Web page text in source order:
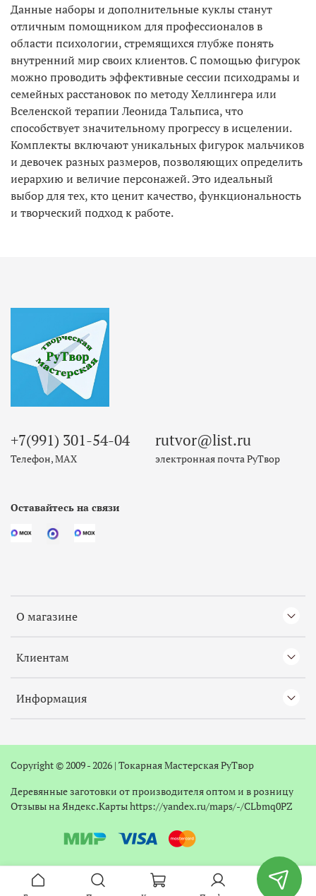
Данные наборы и дополнительные куклы станут
отличным помощником для профессионалов в
области психологии, стремящихся глубже понять
внутренний мир своих клиентов. С помощью фигурок
можно проводить эффективные сессии психодрамы и
семейных расстановок по методу Хеллингера или
Вселенской терапии Леонида Тальписа, что
способствует значительному прогрессу в исцелении.
Комплекты включают уникальных фигурок мальчиков
и девочек разных размеров, позволяющих определить
иерархию и величие персонажей. Это идеальный
выбор для тех, кто ценит качество, функциональность
и творческий подход к работе.
О магазине
Клиентам
Информация
+7(991) 301-54-04
Телефон, МАХ
rutvor@list.ru
электронная почта РуТвор
Оставайтесь на связи
Copyright © 2009 - 2026 | ТокарнаяМастерская РуТвор
Деревянные заготовки от производителя оптом и в розницу
Отзывы на Яндекс.Картыhttps://yandex.ru/maps/-/CLbmq0PZ